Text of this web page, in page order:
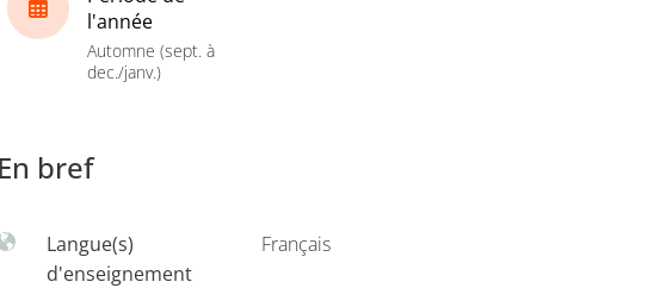
l'année
Automne (sept. à
dec./janv.)
En bref
Langue(s)
d'enseignement
Français